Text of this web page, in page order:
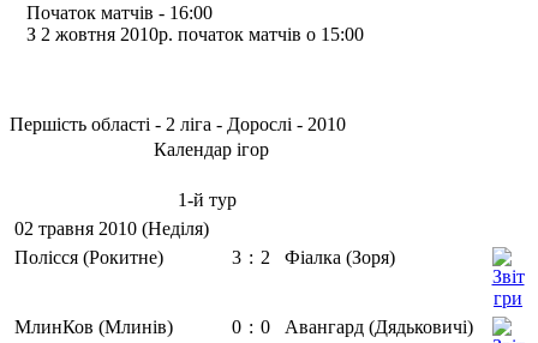
Початок матчів - 16:00
З 2 жовтня 2010р. початок матчів о 15:00
Першість області - 2 ліга - Дорослі - 2010
Календар ігор
1-й тур
02 травня 2010 (Неділя)
Полісся (Рокитне)
3 : 2 Фіалка (Зоря)
МлинКов (Млинів) 0 : 0 Авангард (Дядьковичі)